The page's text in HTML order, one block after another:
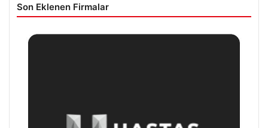
Son Eklenen Firmalar